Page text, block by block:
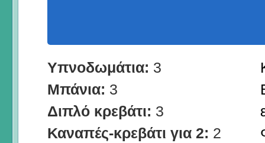
Υπνοδωμάτια: 3
Μπάνια: 3
Διπλό κρεβάτι: 3
Καναπές-κρεβάτι για 2: 2